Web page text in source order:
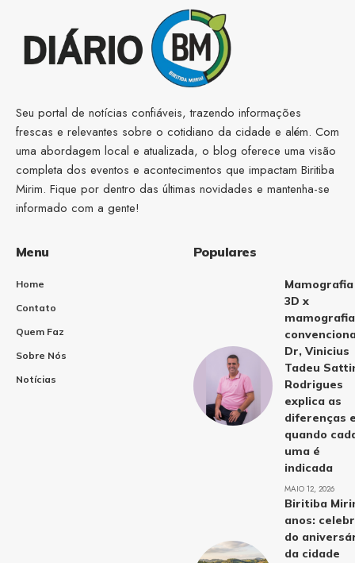
Seu portal de notícias confiáveis, trazendo informações
frescas e relevantes sobre o cotidiano da cidade e além. Com
uma abordagem local e atualizada, o blog oferece uma visão
completa dos eventos e acontecimentos que impactam Biritiba
Mirim. Fique por dentro das últimas novidades e mantenha-se
informado com a gente!
Menu
Home
Contato
Quem Faz
Sobre Nós
Notícias
Populares
Mamografia
3D x
mamografia
Dr, Vinicius
Tadeu
Rodrigues
explica as
diferenças
quando
uma é
indicada
MAIO 12, 2026
Biritiba
anos:
do
da cidade